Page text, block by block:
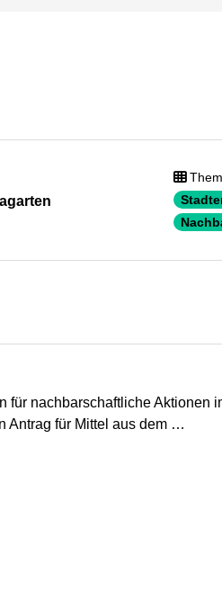
für nachbarschaftliche
Antrag für Mittel aus dem …